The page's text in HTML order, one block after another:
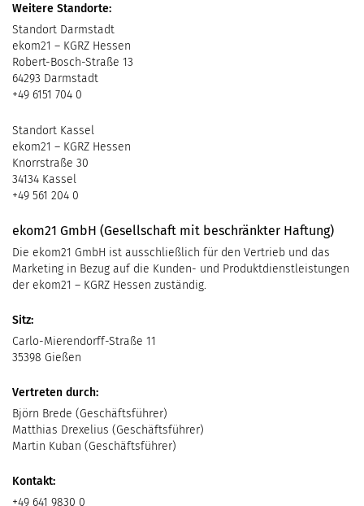
Weitere Standorte:
Standort Darmstadt
ekom21 – KGRZ Hessen
Robert-Bosch-Straße 13
64293 Darmstadt
+49 6151 704 0
Standort Kassel
ekom21 – KGRZ Hessen
Knorrstraße 30
34134 Kassel
+49 561 204 0
ekom21 GmbH (Gesellschaft mit beschränkter Haftung)
Die ekom21 GmbH ist ausschließlich für den Vertrieb und das
Marketing in Bezug auf die Kunden- und Produktdienstleistungen
der ekom21 – KGRZ Hessen zuständig.
Sitz:
Carlo-Mierendorff-Straße 11
35398 Gießen
Vertreten durch:
Björn Brede (Geschäftsführer)
Matthias Drexelius (Geschäftsführer)
Martin Kuban (Geschäftsführer)
Kontakt:
+49 641 9830 0